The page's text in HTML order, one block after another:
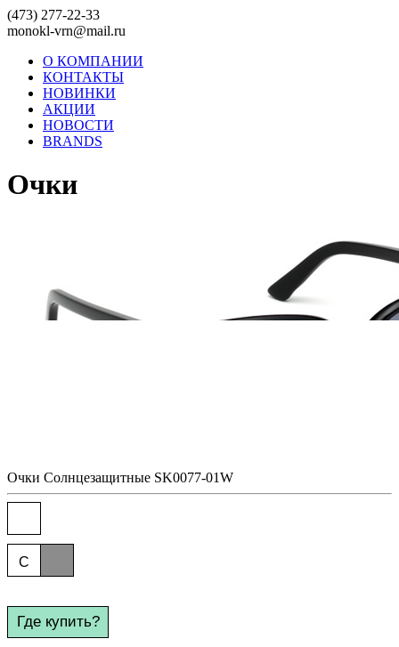
(473) 277-22-33
monokl-vrn@mail.ru
О КОМПАНИИ
КОНТАКТЫ
НОВИНКИ
АКЦИИ
НОВОСТИ
BRANDS
Очки
Очки Солнцезащитные SK0077-01W
C
Где купить?